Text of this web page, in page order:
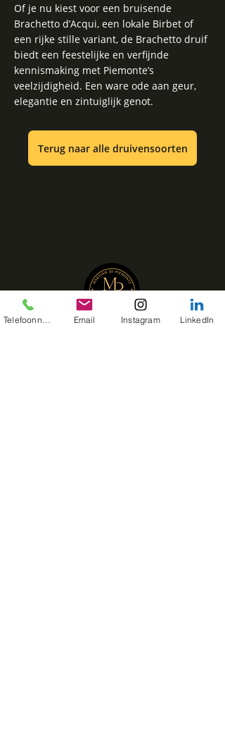
Of je nu kiest voor een bruisende
Brachetto d’Acqui, een lokale Birbet of
een rijke stille variant, de Brachetto druif
biedt een feestelijke en verfijnde
kennismaking met Piemonte’s
veelzijdigheid. Een ware ode aan geur,
elegantie en zintuiglijk genot.
Terug naar alle druivensoorten
Email Instagram LinkedIn